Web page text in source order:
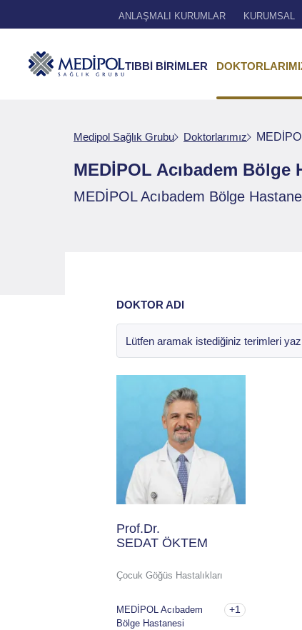
ANLAŞMALI KURUMLAR KURUMSAL
TIBBİ BİRİMLER
Medipol Sağlık Grubu Doktorlarımız
MEDİPOL Acıbadem Bölge
MEDİPOL Acıbadem Bölge
DOKTOR ADI
Prof.Dr.
SEDAT ÖKTEM
Çocuk Göğüs Hastalıkları
MEDİPOL Acıbadem
Bölge Hastanesi
+1